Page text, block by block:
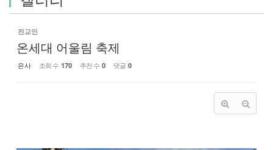
전교인
온세대 어울림 축제
은사 조회 수 170 추천 수 0 댓글 0